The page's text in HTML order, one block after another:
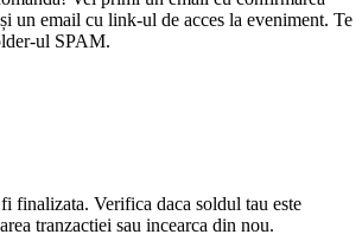
un email cu link-ul de acces la eveniment. Te
ul SPAM.
finalizata. Verifica daca soldul tau este
tranzactiei sau incearca din nou.